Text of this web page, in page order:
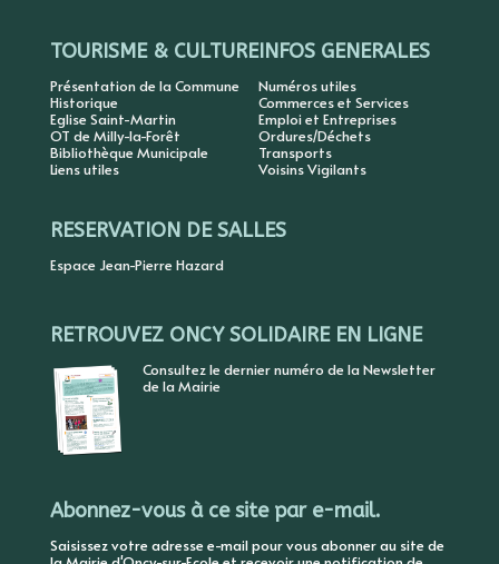
TOURISME & CULTURE
Présentation de la Commune
Historique
Eglise Saint-Martin
OT de Milly-la-Forêt
Bibliothèque Municipale
Liens utiles
INFOS GENERALES
Numéros utiles
Commerces et Services
Emploi et Entreprises
Ordures/Déchets
Transports
Voisins Vigilants
RESERVATION DE SALLES
Espace Jean-Pierre Hazard
RETROUVEZ ONCY SOLIDAIRE EN LIGNE
Consultez le dernier numéro de la Newsletter
de la Mairie
Abonnez-vous à ce site par e-mail.
Saisissez votre adresse e-mail pour vous abonner au site de